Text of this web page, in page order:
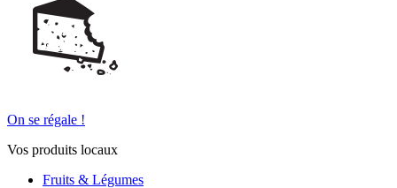
On se régale !
Vos produits locaux
Fruits & Légumes